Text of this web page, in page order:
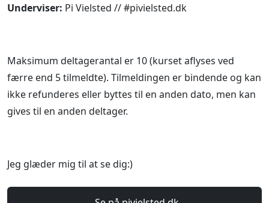
Underviser: Pi Vielsted // #pivielsted.dk
Maksimum deltagerantal er 10 (kurset aflyses ved
færre end 5 tilmeldte). Tilmeldingen er bindende og kan
ikke refunderes eller byttes til en anden dato, men kan
gives til en anden deltager.
Jeg glæder mig til at se dig:)